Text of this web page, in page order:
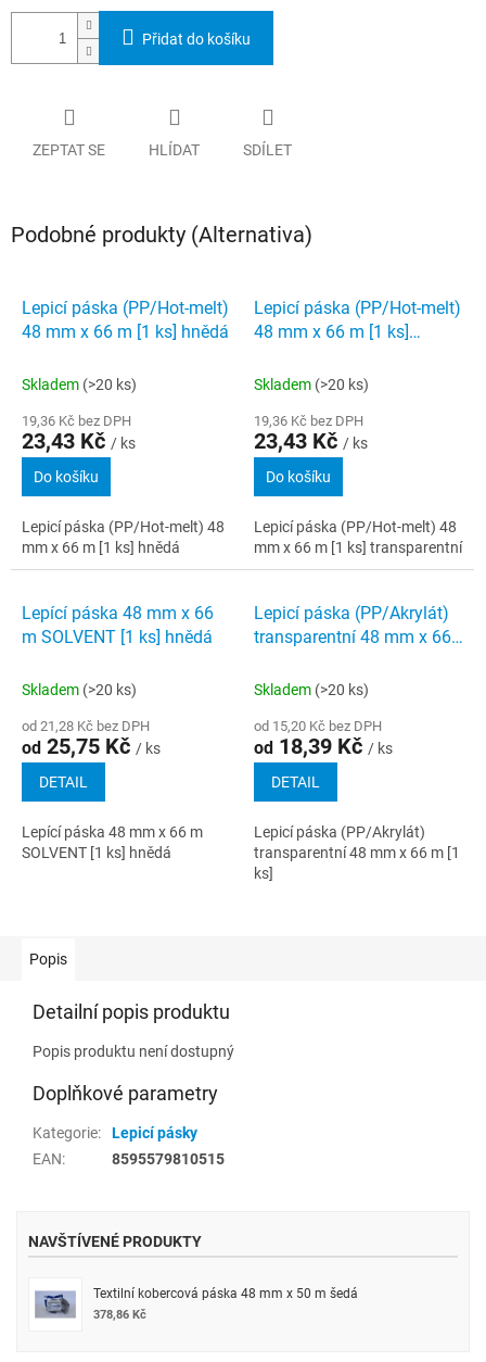
Přidat do košíku
ZEPTAT SE HLÍDAT SDÍLET
Podobné produkty (Alternativa)
Lepicí páska (PP/Hot-melt)
48 mm x 66 m [1 ks] hnědá
Skladem (>20 ks)
19,36 Kč bez DPH
23,43 Kč / ks
Do košíku
Lepicí páska (PP/Hot-melt) 48
mm x 66 m [1 ks] hnědá
Lepicí páska (PP/Hot-melt)
48 mm x 66 m [1 ks]
Skladem (>20 ks)
19,36 Kč bez DPH
23,43 Kč / ks
Do košíku
Lepicí páska (PP/Hot-melt) 48
mm x 66 m [1 ks] transparentní
Lepící páska 48 mm x 66
m SOLVENT [1 ks] hnědá
Skladem (>20 ks)
od 21,28 Kč bez DPH
od 25,75 Kč / ks
DETAIL
Lepící páska 48 mm x 66 m
SOLVENT [1 ks] hnědá
Lepicí páska (PP/Akrylát)
transparentní 48 mm x 66
Skladem (>20 ks)
od 15,20 Kč bez DPH
od 18,39 Kč / ks
DETAIL
Lepicí páska (PP/Akrylát)
transparentní 48 mm x 66 m [1
ks]
Popis
Detailní popis produktu
Popis produktu není dostupný
Doplňkové parametry
Kategorie:
Lepicí pásky
EAN: 8595579810515
NAVŠTÍVENÉ PRODUKTY
Textilní kobercová páska 48 mm x 50 m šedá
378,86 Kč